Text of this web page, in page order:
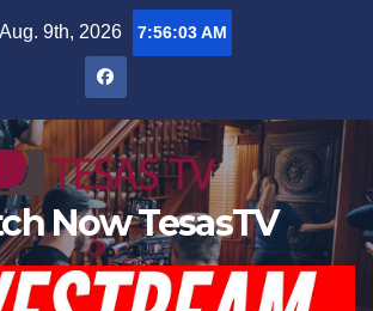
9th, 2026 7:56:04 AM
Now TesasTV